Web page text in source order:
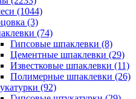
(1044)
(3)
(74)
Гипсовые шпаклевки (8)
Цементные шпаклевки (29)
Известковые шпаклевки (11)
Полимерные шпаклевки (26)
(92)